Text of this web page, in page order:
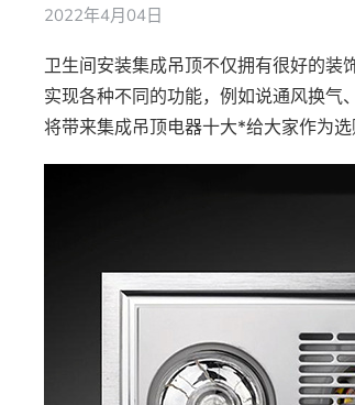
2022年4月04日
卫生间安装集成吊顶不仅拥有很好的装
实现各种不同的功能，例如说通风换气
将带来集成吊顶电器十大*给大家作为选